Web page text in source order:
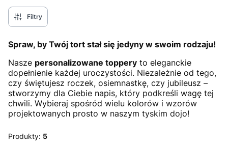
Filtry
Spraw, by Twój tort stał się jedyny w swoim rodzaju!
Nasze personalizowane toppery to eleganckie
dopełnienie każdej uroczystości. Niezależnie od tego,
czy świętujesz roczek, osiemnastkę, czy jubileusz –
stworzymy dla Ciebie napis, który podkreśli wagę tej
chwili. Wybieraj spośród wielu kolorów i wzorów
projektowanych prosto w naszym tyskim dojo!
Produkty: 5